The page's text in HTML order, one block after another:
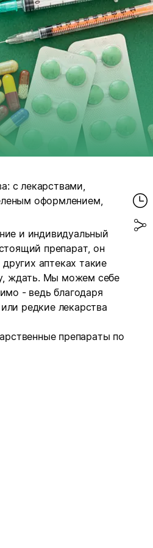
с лекарствами,
оформлением,
и индивидуальный
препарат, он
аптеках такие
ждать. Мы можем себе
- ведь благодаря
редкие лекарства
препараты по